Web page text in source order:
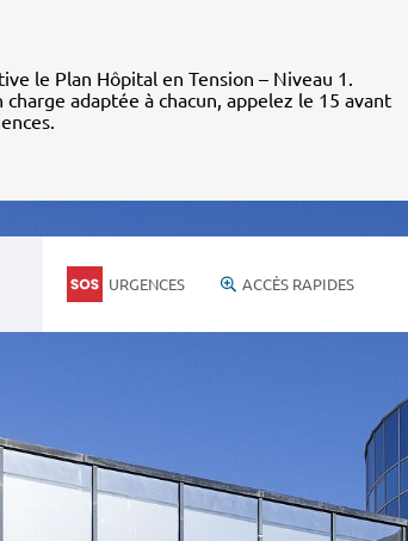
le Plan Hôpital en Tension – Niveau 1.
adaptée à chacun, appelez le 15 avant
URGENCES ACCÈS RAPIDES